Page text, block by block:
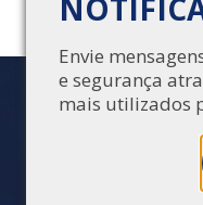
Envie
e segurança
mais utilizados
COM
Integre seu
automatize
rastreabilidade,